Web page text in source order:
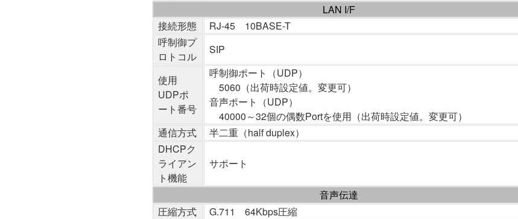
LAN I/F
接続形態
RJ-45 10BASE-T
呼制御プ
ロトコル
SIP
使用
UDPポ
ート番号
呼制御ポート（UDP）
5060（出荷時設定値。変更可）
音声ポート（UDP）
40000～32個の偶数Portを使用（出荷時設定値。変更可）
通信方式
半二重（half duplex）
DHCPク
ライアン
ト機能
サポート
音声伝達
圧縮方式
G.711 64Kbps圧縮